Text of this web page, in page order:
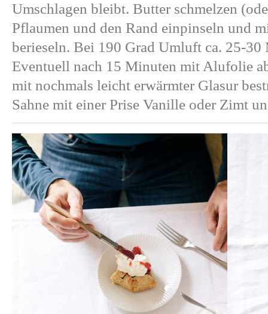
Umschlagen bleibt. Butter schmelzen
Pflaumen und den Rand einpinseln und
berieseln. Bei 190 Grad Umluft ca. 25-
Eventuell nach 15 Minuten mit Alufolie
mit nochmals leicht erwärmter Glasur
Sahne mit einer Prise Vanille oder Zimt